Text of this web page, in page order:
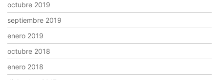
octubre 2019
septiembre 2019
enero 2019
octubre 2018
enero 2018